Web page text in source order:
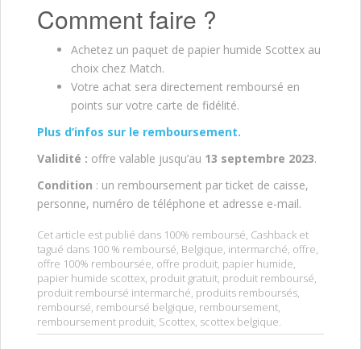
Comment faire ?
Achetez un paquet de papier humide Scottex au
choix chez Match.
Votre achat sera directement remboursé en
points sur votre carte de fidélité.
Plus d’infos sur le remboursement.
Validité : offre valable jusqu’au 13 septembre 2023.
Condition : un remboursement par ticket de caisse,
personne, numéro de téléphone et adresse e-mail.
Cet article est publié dans 100% remboursé, Cashback et
tagué dans 100 % remboursé, Belgique, intermarché, offre,
offre 100% remboursée, offre produit, papier humide,
papier humide scottex, produit gratuit, produit remboursé,
produit remboursé intermarché, produits remboursés,
remboursé, remboursé belgique, remboursement,
remboursement produit, Scottex, scottex belgique.